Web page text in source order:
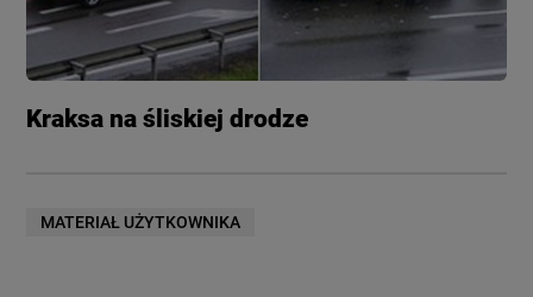
Kraksa na śliskiej drodze
MATERIAŁ UŻYTKOWNIKA